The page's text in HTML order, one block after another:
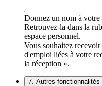
Donnez un nom à votre
Retrouvez-la dans la
espace personnel.
Vous souhaitez
d'emploi liées à votre
la réception ».
7. Autres fonctionnalités